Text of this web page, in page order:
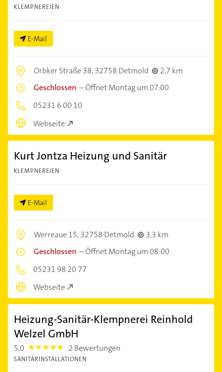
KLEMPNEREIEN
E-Mail
Orbker Straße 38,32758 Detmold
2,7 km
Geschlossen –Öffnet Montag um 07:00
05231 6 00 10
Webseite
Kurt Jontza Heizung und Sanitär
KLEMPNEREIEN
E-Mail
Werreaue 15,32758 Detmold
3,3 km
Geschlossen –Öffnet Montag um 08:00
05231 98 20 77
Webseite
Heizung-Sanitär-Klempnerei Reinhold
Welzel GmbH
5,0 5.0 2 Bewertungen
SANITÄRINSTALLATIONEN